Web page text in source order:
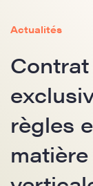
Actualités
règles